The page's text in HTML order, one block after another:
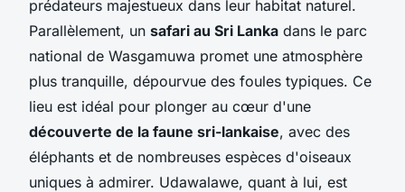
prédateurs majestueux dans leur habitat naturel.
Parallèlement, un safari au Sri Lanka dans le parc
national de Wasgamuwa promet une atmosphère
plus tranquille, dépourvue des foules typiques. Ce
lieu est idéal pour plonger au cœur d'une
découverte de la faune sri-lankaise, avec des
éléphants et de nombreuses espèces d'oiseaux
uniques à admirer. Udawalawe, quant à lui, est